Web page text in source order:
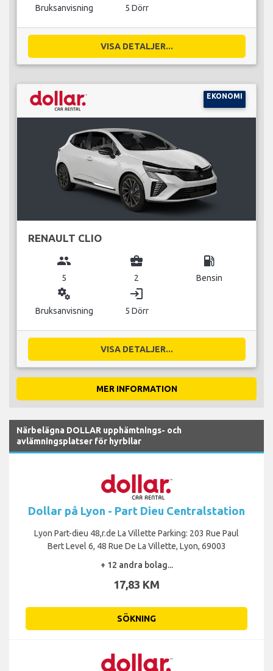
Bruksanvisning 5 Dörr
VISA DETALJER...
EKONOMI
RENAULT CLIO
group
5
business_center
2
local_gas_station
Bensin
miscellaneous_services
Bruksanvisning
login
5 Dörr
VISA DETALJER...
MER INFORMATION
Närbelägna DOLLAR upphämtnings- och
avlämningsplatser för hyrbilar
Dollar på Lyon - Part Dieu Centralstation
Lyon Part-dieu 48,r.de La Villette Parking: 203 Rue Paul
Bert Level 6, 48 Rue De La Villette, Lyon, 69003
+ 12 andra bolag...
17,83 KM
SÖKNING